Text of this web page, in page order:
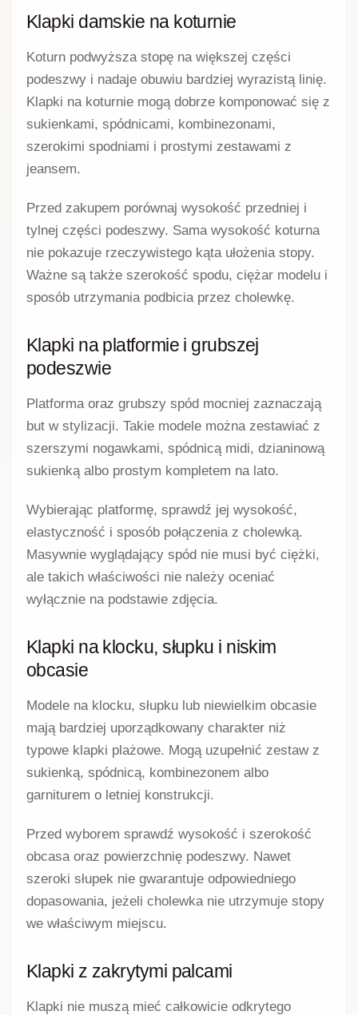
Klapki damskie na koturnie
Koturn podwyższa stopę na większej części
podeszwy i nadaje obuwiu bardziej wyrazistą linię.
Klapki na koturnie mogą dobrze komponować się z
sukienkami, spódnicami, kombinezonami,
szerokimi spodniami i prostymi zestawami z
jeansem.
Przed zakupem porównaj wysokość przedniej i
tylnej części podeszwy. Sama wysokość koturna
nie pokazuje rzeczywistego kąta ułożenia stopy.
Ważne są także szerokość spodu, ciężar modelu i
sposób utrzymania podbicia przez cholewkę.
Klapki na platformie i grubszej
podeszwie
Platforma oraz grubszy spód mocniej zaznaczają
but w stylizacji. Takie modele można zestawiać z
szerszymi nogawkami, spódnicą midi, dzianinową
sukienką albo prostym kompletem na lato.
Wybierając platformę, sprawdź jej wysokość,
elastyczność i sposób połączenia z cholewką.
Masywnie wyglądający spód nie musi być ciężki,
ale takich właściwości nie należy oceniać
wyłącznie na podstawie zdjęcia.
Klapki na klocku, słupku i niskim
obcasie
Modele na klocku, słupku lub niewielkim obcasie
mają bardziej uporządkowany charakter niż
typowe klapki plażowe. Mogą uzupełnić zestaw z
sukienką, spódnicą, kombinezonem albo
garniturem o letniej konstrukcji.
Przed wyborem sprawdź wysokość i szerokość
obcasa oraz powierzchnię podeszwy. Nawet
szeroki słupek nie gwarantuje odpowiedniego
dopasowania, jeżeli cholewka nie utrzymuje stopy
we właściwym miejscu.
Klapki z zakrytymi palcami
Klapki nie muszą mieć całkowicie odkrytego